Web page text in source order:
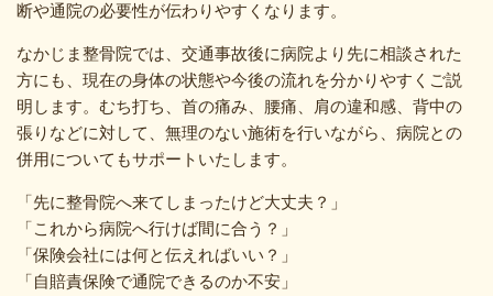
断や通院の必要性が伝わりやすくなります。
なかじま整骨院では、交通事故後に病院より先に相談された
方にも、現在の身体の状態や今後の流れを分かりやすくご説
明します。むち打ち、首の痛み、腰痛、肩の違和感、背中の
張りなどに対して、無理のない施術を行いながら、病院との
併用についてもサポートいたします。
「先に整骨院へ来てしまったけど大丈夫？」
「これから病院へ行けば間に合う？」
「保険会社には何と伝えればいい？」
「自賠責保険で通院できるのか不安」